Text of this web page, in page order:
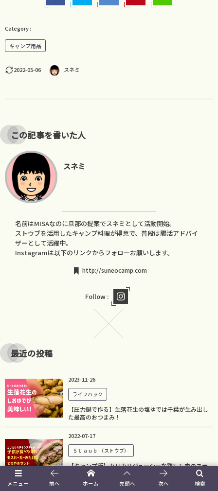
キャンプ用品
2022-05-06 スネミ
この記事を書いた人
スネミ
名前はMISAなのに旦那の提案でスネミとして活動開始。
ストウブを活用したキャンプ料理が得意で、普段は腸活アドバイ
ザーとして活躍中。
Instagramは以下のリンクからフォローお願いします。
http://suneocamp.com
Follow :
最近の投稿
2023-11-26
ライフハック
【圧力鍋で作る】生落花生の塩ゆでは千葉が生み出し
た最高のおつまみ！
2022-07-17
Ｓｔａｕｂ （ストウブ）
【キャンプ飯】カリカリジューシーな鶏もも肉のステ
ーキ！子供も食べやすい照り焼きチキンサンドの作り
メニュー 検索
前へ ホーム 先頭へ 次へ